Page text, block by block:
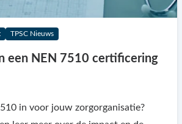
TPSC Nieuws
een NEN 7510 certificering
in voor jouw zorgorganisatie?